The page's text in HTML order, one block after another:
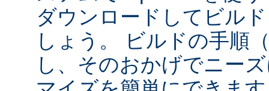
ダウンロードしてビル
しょう。 ビルドの手順
し、そのおかげでニー